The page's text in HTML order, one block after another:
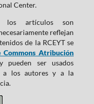
Center.
los artículos son
reflejan
de la RCEYT se
Commons Atribución
pueden ser usados
a los autores y a la